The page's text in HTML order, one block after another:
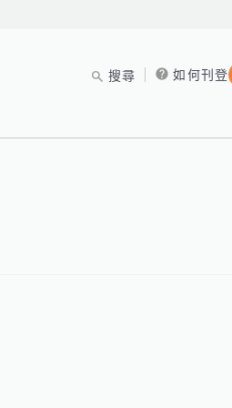
搜尋 如何刊登